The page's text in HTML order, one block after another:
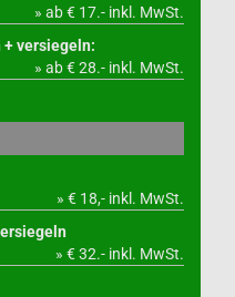
» ab € 17.- inkl. MwSt.
versiegeln:
» ab € 28.- inkl. MwSt.
» € 18,- inkl. MwSt.
» € 32.- inkl. MwSt.